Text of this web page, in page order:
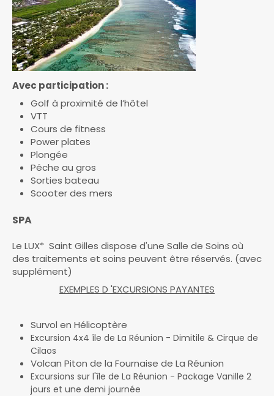
Avec participation :
Golf à proximité de l’hôtel
VTT
Cours de fitness
Power plates
Plongée
Pêche au gros
Sorties bateau
Scooter des mers
SPA
Le LUX* Saint Gilles dispose d'une Salle de Soins où
des traitements et soins peuvent être réservés. (avec
supplément)
EXEMPLES D 'EXCURSIONS PAYANTES
Survol en Hélicoptère
Excursion 4x4 île de La Réunion - Dimitile & Cirque de
Cilaos
Volcan Piton de la Fournaise de La Réunion
Excursions sur l'île de La Réunion - Package Vanille 2
jours et une demi journée